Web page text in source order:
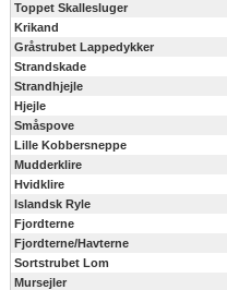
Toppet Skallesluger
Krikand
Gråstrubet Lappedykker
Strandskade
Strandhjejle
Hjejle
Småspove
Lille Kobbersneppe
Mudderklire
Hvidklire
Islandsk Ryle
Fjordterne
Fjordterne/Havterne
Sortstrubet Lom
Mursejler